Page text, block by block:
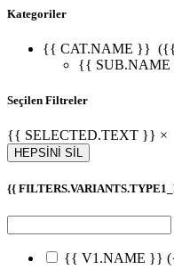
Kategoriler
{{ CAT.NAME }}
{{
Seçilen Filtreler
{{ SELECTED.TEXT }} ×
HEPSİNİ SİL
{{
{{ V1.NAME }}